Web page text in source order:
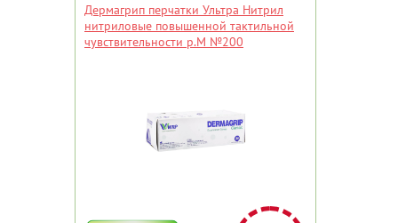
Дермагрип перчатки Ультра Нитрил
нитриловые повышенной тактильной
чувствительности р.М №200